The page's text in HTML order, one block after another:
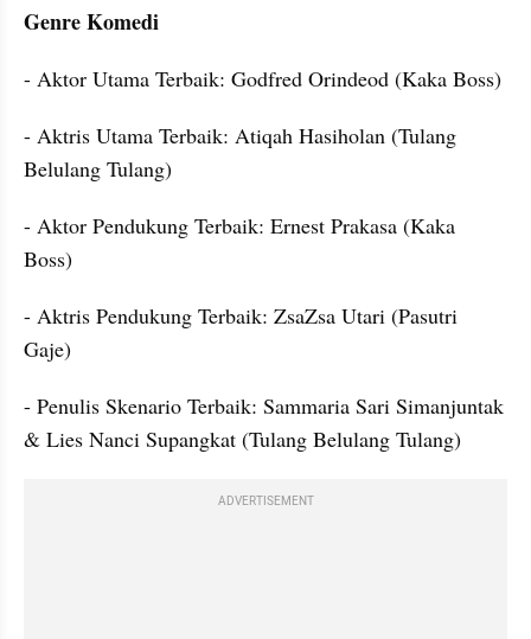
Genre Komedi
- Aktor Utama Terbaik: Godfred Orindeod (Kaka Boss)
- Aktris Utama Terbaik: Atiqah Hasiholan (Tulang
Belulang Tulang)
- Aktor Pendukung Terbaik: Ernest Prakasa (Kaka
Boss)
- Aktris Pendukung Terbaik: ZsaZsa Utari (Pasutri
Gaje)
- Penulis Skenario Terbaik: Sammaria Sari Simanjuntak
& Lies Nanci Supangkat (Tulang Belulang Tulang)
ADVERTISEMENT